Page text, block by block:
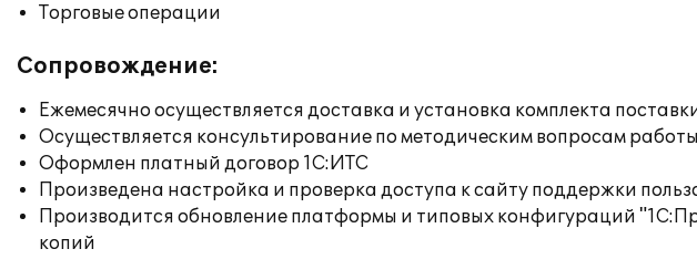
Торговые операции
Сопровождение:
Ежемесячно осуществляется доставка и установка комплекта
Осуществляется консультирование по методическим вопросам
Оформлен платный договор 1С:ИТС
Произведена настройка и проверка доступа к сайту поддержки
Производится обновление платформы и типовых конфигураций
копий